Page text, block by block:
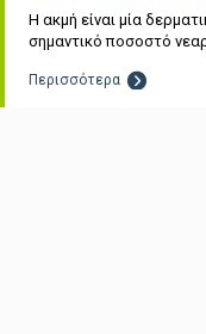
Η ακμή είναι μία
σημαντικό ποσοστό
Περισσότερα